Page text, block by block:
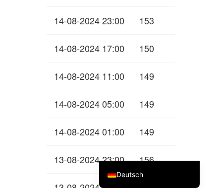
14-08-2024 23:00 153
14-08-2024 17:00 150
14-08-2024 11:00 149
14-08-2024 05:00 149
14-08-2024 01:00 149
13-08-2024 23:00 156
Deutsch
Nederlands (Formeel)